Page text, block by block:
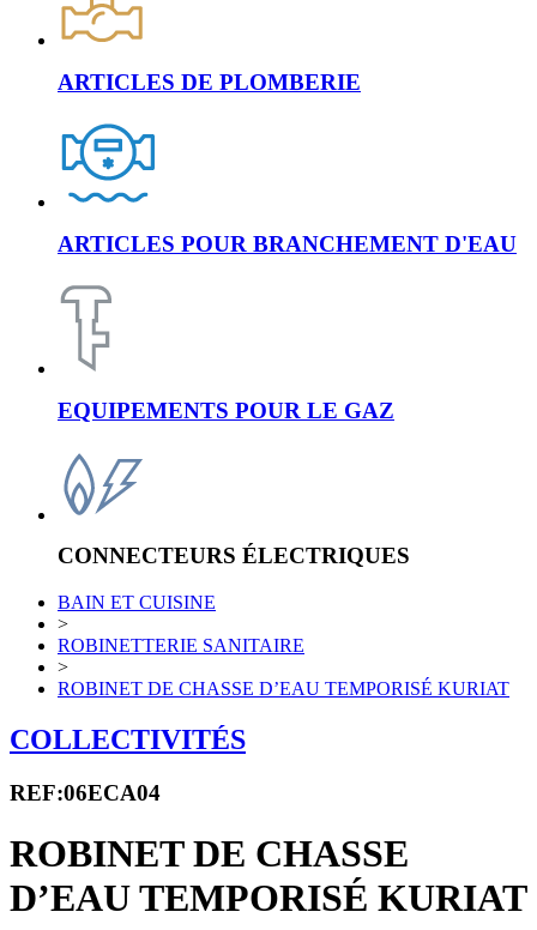
ARTICLES DE PLOMBERIE
ARTICLES POUR BRANCHEMENT D'EAU
EQUIPEMENTS POUR LE GAZ
CONNECTEURS ÉLECTRIQUES
BAIN ET CUISINE
>
ROBINETTERIE SANITAIRE
>
ROBINET DE CHASSE D’EAU TEMPORISÉ KURIAT
COLLECTIVITÉS
REF:06ECA04
ROBINET DE CHASSE
D’EAU TEMPORISÉ KURIAT